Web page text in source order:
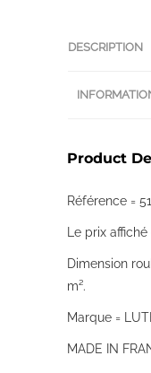
DESCRIPTION
Product
Référence =
Le prix
Dimension
m².
Marque =
MADE IN